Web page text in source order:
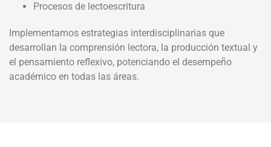
Procesos de lectoescritura
Implementamos estrategias interdisciplinarias que
desarrollan la comprensión lectora, la producción textual y
el pensamiento reflexivo, potenciando el desempeño
académico en todas las áreas.